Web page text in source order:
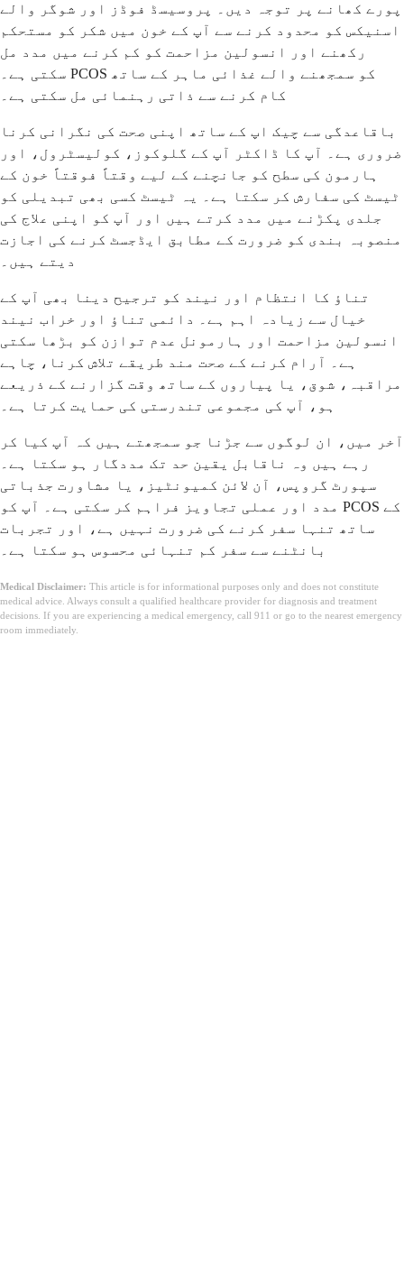
پورے کھانے پر توجہ دیں۔ پروسیسڈ فوڈز اور شوگر والے
اسنیکس کو محدود کرنے سے آپ کے خون میں شکر کو مستحکم
رکھنے اور انسولین مزاحمت کو کم کرنے میں مدد مل
سکتی ہے۔ PCOS کو سمجھنے والے غذائی ماہر کے ساتھ
کام کرنے سے ذاتی رہنمائی مل سکتی ہے۔
باقاعدگی سے چیک اپ کے ساتھ اپنی صحت کی نگرانی کرنا
ضروری ہے۔ آپ کا ڈاکٹر آپ کے گلوکوز، کولیسٹرول، اور
ہارمون کی سطح کو جانچنے کے لیے وقتاً فوقتاً خون کے
ٹیسٹ کی سفارش کر سکتا ہے۔ یہ ٹیسٹ کسی بھی تبدیلی کو
جلدی پکڑنے میں مدد کرتے ہیں اور آپ کو اپنی علاج کی
منصوبہ بندی کو ضرورت کے مطابق ایڈجسٹ کرنے کی اجازت
دیتے ہیں۔
تناؤ کا انتظام اور نیند کو ترجیح دینا بھی آپ کے
خیال سے زیادہ اہم ہے۔ دائمی تناؤ اور خراب نیند
انسولین مزاحمت اور ہارمونل عدم توازن کو بڑھا سکتی
ہے۔ آرام کرنے کے صحت مند طریقے تلاش کرنا، چاہے
مراقبہ، شوق، یا پیاروں کے ساتھ وقت گزارنے کے ذریعے
ہو، آپ کی مجموعی تندرستی کی حمایت کرتا ہے۔
آخر میں، ان لوگوں سے جڑنا جو سمجھتے ہیں کہ آپ کیا کر
رہے ہیں وہ ناقابل یقین حد تک مددگار ہو سکتا ہے۔
سپورٹ گروپس، آن لائن کمیونٹیز، یا مشاورت جذباتی
مدد اور عملی تجاویز فراہم کر سکتی ہے۔ آپ کو PCOS کے
ساتھ تنہا سفر کرنے کی ضرورت نہیں ہے، اور تجربات
بانٹنے سے سفر کم تنہائی محسوس ہو سکتا ہے۔
Medical Disclaimer: This article is for informational purposes only and does not constitute
medical advice. Always consult a qualified healthcare provider for diagnosis and treatment
decisions. If you are experiencing a medical emergency, call 911 or go to the nearest emergency
room immediately.